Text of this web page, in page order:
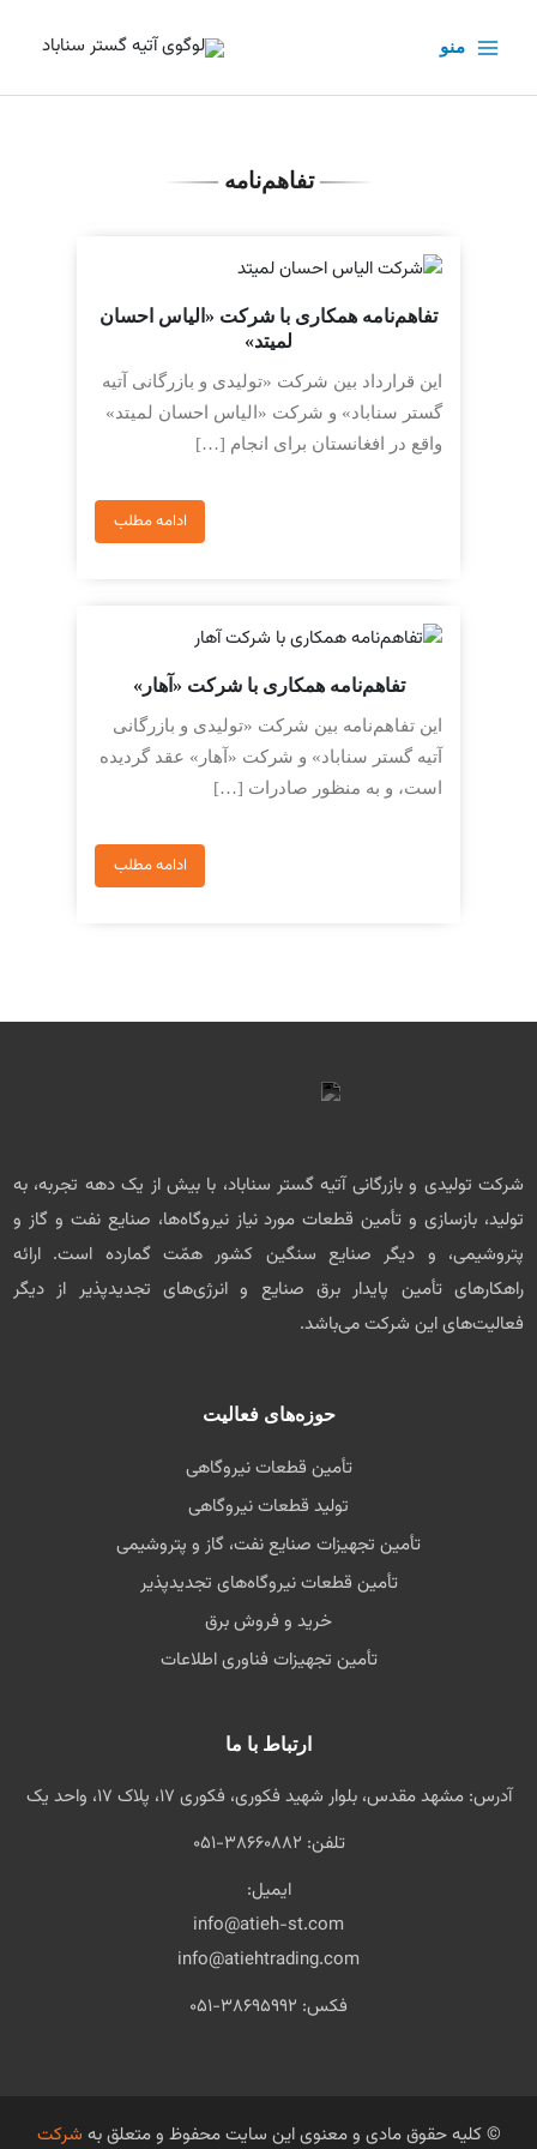
منو
تفاهم‌نامه
تفاهم‌نامه همکاری با شرکت «الیاس احسان
لمیتد»
این قرارداد بین شرکت «تولیدی و بازرگانی آتیه
گستر سناباد» و شرکت «الیاس احسان لمیتد»
واقع در افغانستان برای انجام […]
ادامه مطلب
تفاهم‌نامه همکاری با شرکت «آهار»
این تفاهم‌نامه بین شرکت «تولیدی و بازرگانی
آتیه گستر سناباد» و شرکت «آهار» عقد گردیده
است، و به منظور صادرات […]
ادامه مطلب
شرکت تولیدی و بازرگانی آتیه گستر سناباد، با بیش از یک دهه تجربه، به
تولید، بازسازی و تأمین قطعات مورد نیاز نیروگاه‌ها، صنایع نفت و گاز و
پتروشیمی، و دیگر صنایع سنگین کشور همّت گمارده است. ارائه
راهکارهای تأمین پایدار برق صنایع و انرژی‌های تجدیدپذیر از دیگر
فعالیت‌های این شرکت می‌باشد.
حوزه‌های فعالیت
تأمین قطعات نیروگاهی
تولید قطعات نیروگاهی
تأمین تجهیزات صنایع نفت، گاز و پتروشیمی
تأمین قطعات نیروگاه‌های تجدیدپذیر
خرید و فروش برق
تأمین تجهیزات فناوری اطلاعات
ارتباط با ما
آدرس:مشهد مقدس، بلوار شهید فکوری، فکوری ۱۷، پلاک ۱۷، واحد یک
تلفن: 051-38660882
ایمیل:
info@atieh-st.com
info@atiehtrading.com
فکس: 051-38695992
© کلیه حقوق مادی و معنوی این سایت محفوظ و متعلق به شرکت